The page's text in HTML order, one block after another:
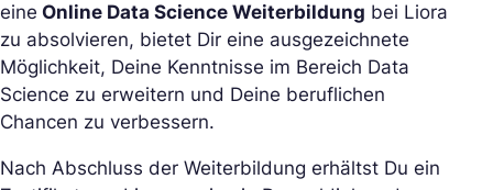
eine Online Data Science Weiterbildung bei Liora
zu absolvieren, bietet Dir eine ausgezeichnete
Möglichkeit, Deine Kenntnisse im Bereich Data
Science zu erweitern und Deine beruflichen
Chancen zu verbessern.
Nach Abschluss der Weiterbildung erhältst Du ein